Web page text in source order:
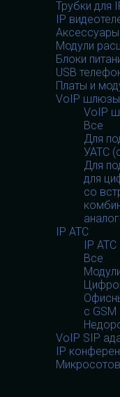
Трубки для
IP
Модули
Блоки
USB
Платы и
VoIP шлюзы
VoIP
Все
Для
УАТС
Для
для
со
IP АТС
IP АТС
Все
с GSM
VoIP SIP
IP